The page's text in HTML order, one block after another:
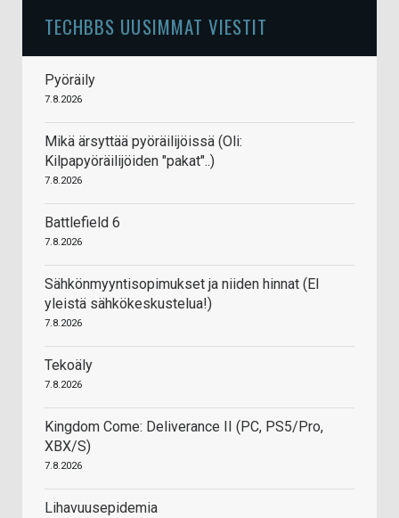
TECHBBS UUSIMMAT VIESTIT
Pyöräily
7.8.2026
Mikä ärsyttää pyöräilijöissä (Oli:
Kilpapyöräilijöiden "pakat"..)
7.8.2026
Battlefield 6
7.8.2026
Sähkönmyyntisopimukset ja niiden hinnat (EI
yleistä sähkökeskustelua!)
7.8.2026
Tekoäly
7.8.2026
Kingdom Come: Deliverance II (PC, PS5/Pro,
XBX/S)
7.8.2026
Lihavuusepidemia